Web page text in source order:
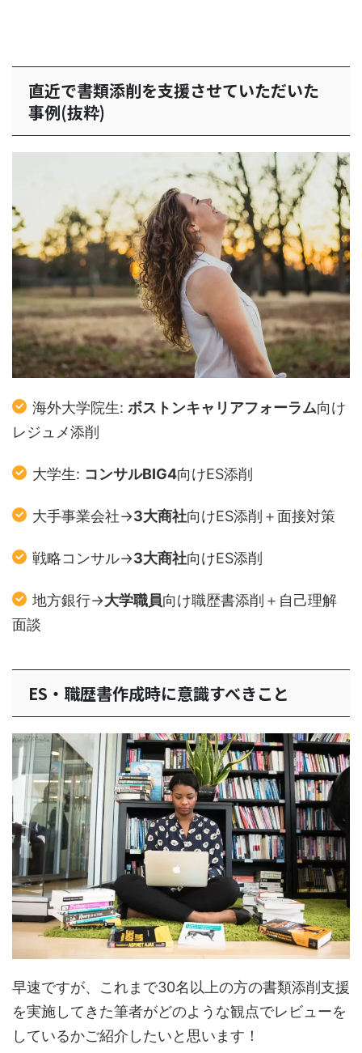
直近で書類添削を支援させていただいた
事例(抜粋)
海外大学院生: ボストンキャリアフォーラム向け
レジュメ添削
大学生: コンサルBIG4向けES添削
大手事業会社→3大商社向けES添削＋面接対策
戦略コンサル→3大商社向けES添削
地方銀行→大学職員向け職歴書添削＋自己理解
面談
ES・職歴書作成時に意識すべきこと
早速ですが、これまで30名以上の方の書類添削支援
を実施してきた筆者がどのような観点でレビューを
しているかご紹介したいと思います！